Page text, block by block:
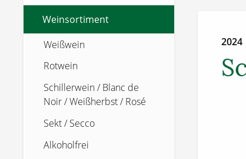
Weinsortiment
Weißwein
Rotwein
Schillerwein / Blanc de
Noir / Weißherbst / Rosé
Sekt / Secco
Alkoholfrei
2024